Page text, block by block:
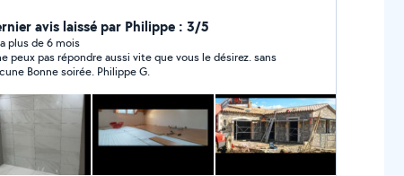
en location
avis laissé par Philippe : 3/5
plus de 6 mois
peux pas répondre aussi vite que vous le désirez. sans
rancune Bonne soirée. Philippe G.